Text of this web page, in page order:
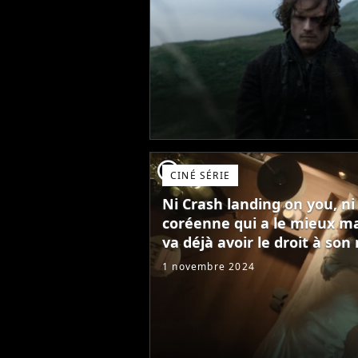
player2CINÉ SÉRIE
Ni Crash landing on you,
coréenne qui a le mieux
va déjà avoir le droit à son
1 novembre 2024